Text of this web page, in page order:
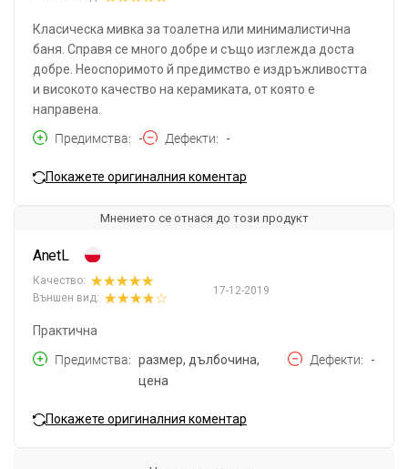
Класическа мивка за тоалетна или минималистична
баня. Справя се много добре и също изглежда доста
добре. Неоспоримото й предимство е издръжливостта
и високото качество на керамиката, от която е
направена.
Предимства
- Дефекти -
Покажете оригиналния коментар
Мнението се отнася до този продукт
AnetL
17-12-2019
Качество:
Външен вид:
Практична
Предимства
размер, дълбочина,
цена
Дефекти -
Покажете оригиналния коментар